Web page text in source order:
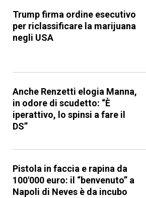
Trump firma ordine esecutivo
per riclassificare la marijuana
negli USA
Anche Renzetti elogia Manna,
in odore di scudetto: “È
iperattivo, lo spinsi a fare il
DS”
Pistola in faccia e rapina da
100'000 euro: il “benvenuto” a
Napoli di Neves è da incubo